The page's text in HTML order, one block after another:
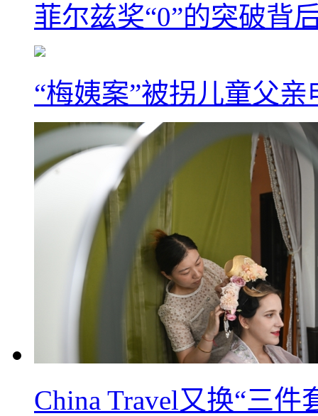
菲尔兹奖“0”的突破背
“梅姨案”被拐儿童父
China Travel又换“三